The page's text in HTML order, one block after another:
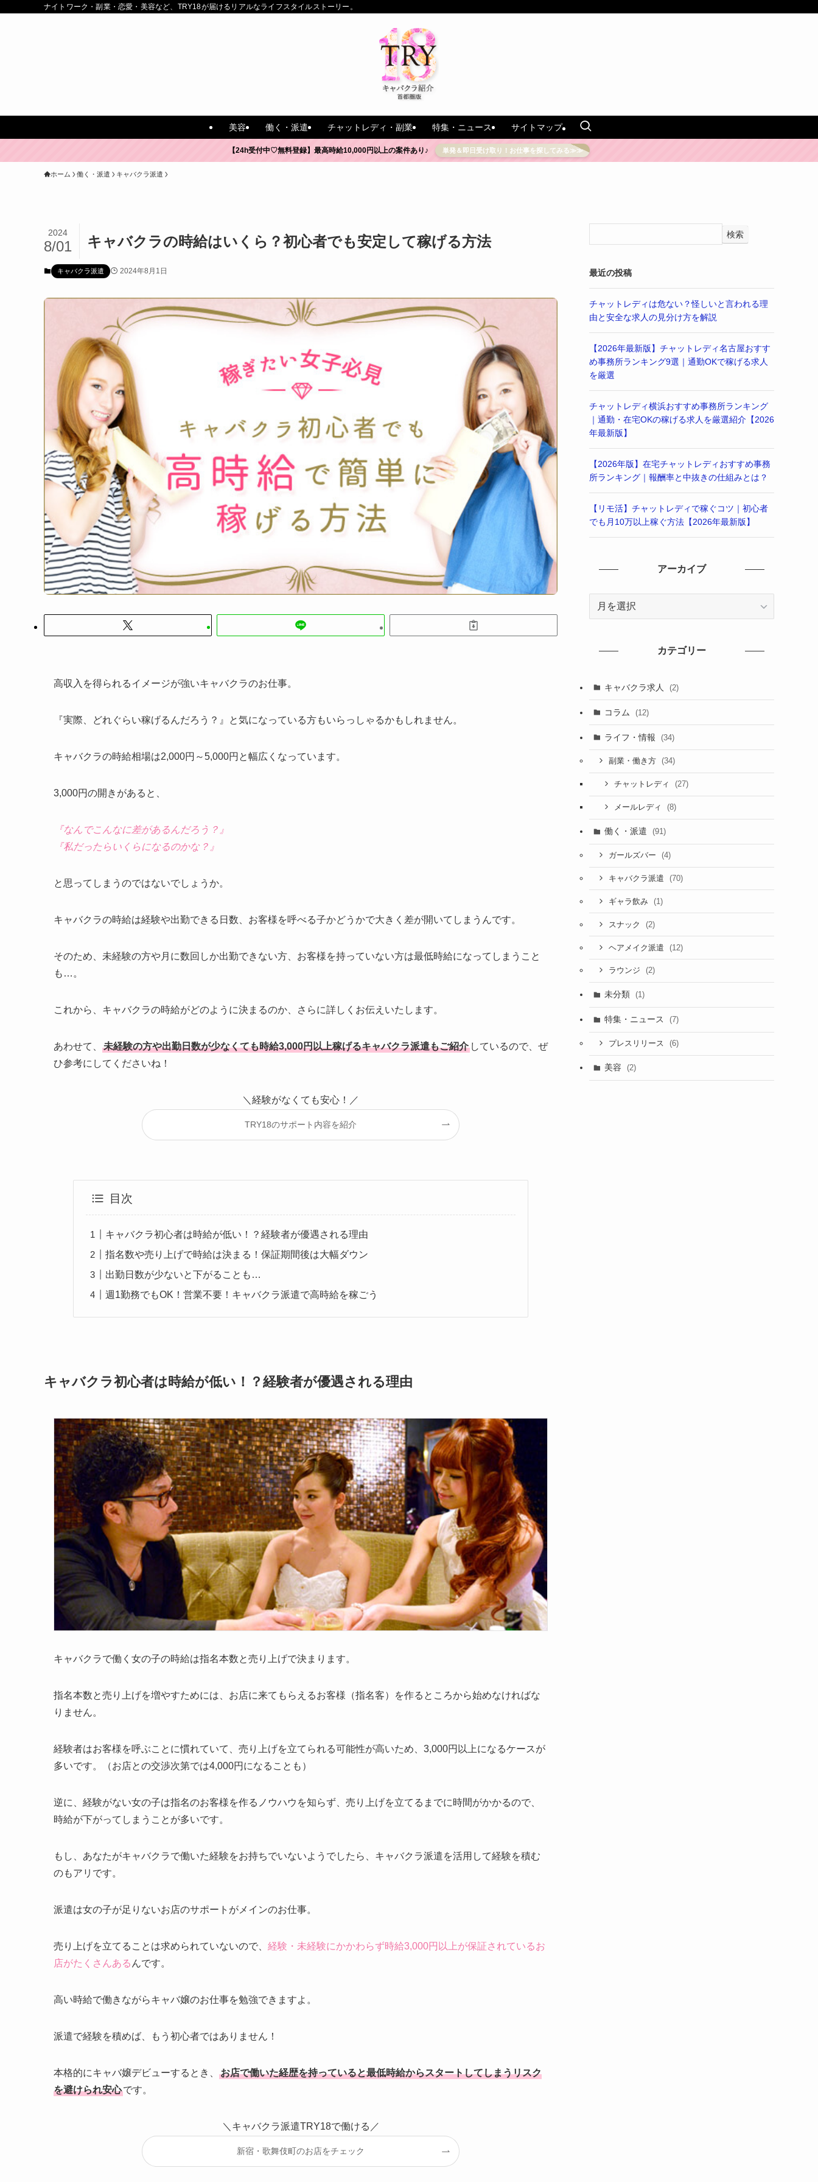
ナイトワーク・副業・恋愛・美容など、TRY18が届けるリアルなライフスタイルストーリー。
美容 働く・派遣 チャットレディ・副業 特集・ニュース サイトマップ
【24h受付中♡無料登録】最高時給10,000円以上の案件あり♪ 単発＆即日受け取り！お仕事を探してみる≫≫
ホーム 働く・派遣 キャバクラ派遣
キャバクラの時給はいくら？初心者でも安定して稼げる方法
2024
8/01
キャバクラ派遣 2024年8月1日
高収入を得られるイメージが強いキャバクラのお仕事。
『実際、どれぐらい稼げるんだろう？』と気になっている方もいらっしゃるかもしれません。
キャバクラの時給相場は2,000円～5,000円と幅広くなっています。
3,000円の開きがあると、
『なんでこんなに差があるんだろう？』
『私だったらいくらになるのかな？』
と思ってしまうのではないでしょうか。
キャバクラの時給は経験や出勤できる日数、お客様を呼べる子かどうかで大きく差が開いてしまうんです。
そのため、未経験の方や月に数回しか出勤できない方、お客様を持っていない方は最低時給になってしまうこと
も…。
これから、キャバクラの時給がどのように決まるのか、さらに詳しくお伝えいたします。
あわせて、 未経験の方や出勤日数が少なくても時給3,000円以上稼げるキャバクラ派遣もご紹介 しているので、ぜ
ひ参考にしてくださいね！
＼経験がなくても安心！／
TRY18のサポート内容を紹介
目次
キャバクラ初心者は時給が低い！？経験者が優遇される理由
指名数や売り上げで時給は決まる！保証期間後は大幅ダウン
出勤日数が少ないと下がることも…
週1勤務でもOK！営業不要！キャバクラ派遣で高時給を稼ごう
キャバクラ初心者は時給が低い！？経験者が優遇される理由
キャバクラで働く女の子の時給は指名本数と売り上げで決まります。
指名本数と売り上げを増やすためには、お店に来てもらえるお客様（指名客）を作るところから始めなければな
りません。
経験者はお客様を呼ぶことに慣れていて、売り上げを立てられる可能性が高いため、3,000円以上になるケースが
多いです。（お店との交渉次第では4,000円になることも）
逆に、経験がない女の子は指名のお客様を作るノウハウを知らず、売り上げを立てるまでに時間がかかるので、
時給が下がってしまうことが多いです。
もし、あなたがキャバクラで働いた経験をお持ちでいないようでしたら、キャバクラ派遣を活用して経験を積む
のもアリです。
派遣は女の子が足りないお店のサポートがメインのお仕事。
売り上げを立てることは求められていないので、 経験・未経験にかかわらず時給3,000円以上が保証されているお
店がたくさんある んです。
高い時給で働きながらキャバ嬢のお仕事を勉強できますよ。
派遣で経験を積めば、もう初心者ではありません！
本格的にキャバ嬢デビューするとき、
お店で働いた経歴を持っていると最低時給からスタートしてしまうリスク
を避けられ安心です。
＼キャバクラ派遣TRY18で働ける／
新宿・歌舞伎町のお店をチェック
検索
最近の投稿
チャットレディは危ない？怪しいと言われる理
由と安全な求人の見分け方を解説
【2026年最新版】チャットレディ名古屋おすす
め事務所ランキング9選｜通勤OKで稼げる求人
を厳選
チャットレディ横浜おすすめ事務所ランキング
｜通勤・在宅OKの稼げる求人を厳選紹介【2026
年最新版】
【2026年版】在宅チャットレディおすすめ事務
所ランキング｜報酬率と中抜きの仕組みとは？
【リモ活】チャットレディで稼ぐコツ｜初心者
でも月10万以上稼ぐ方法【2026年最新版】
アーカイブ
カテゴリー
キャバクラ求人 (2)
コラム (12)
ライフ・情報 (34)
副業・働き方 (34)
チャットレディ (27)
メールレディ (8)
働く・派遣 (91)
ガールズバー (4)
キャバクラ派遣 (70)
ギャラ飲み (1)
スナック (2)
ヘアメイク派遣 (12)
ラウンジ (2)
未分類 (1)
特集・ニュース (7)
プレスリリース (6)
美容 (2)